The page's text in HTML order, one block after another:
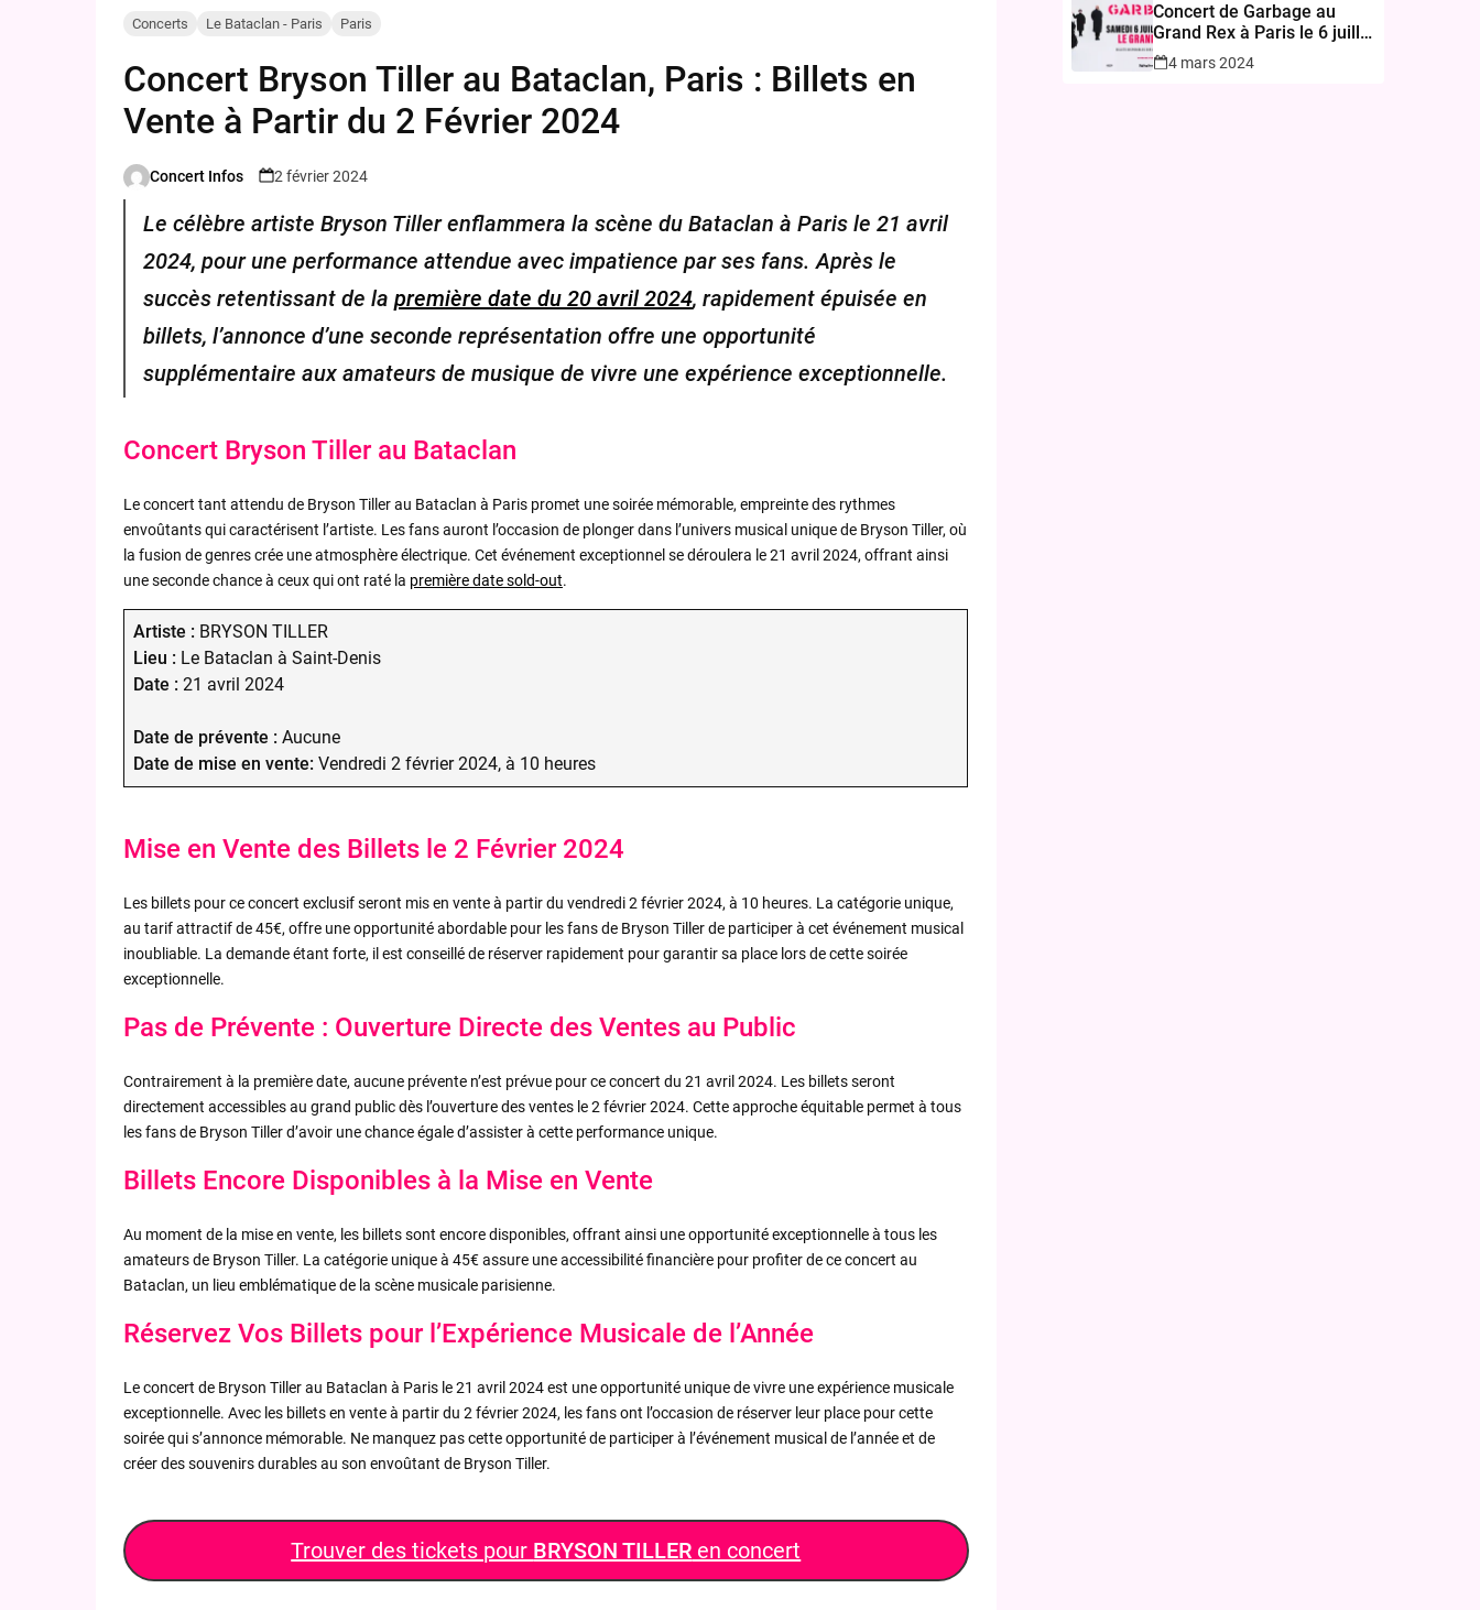
Concerts Le Bataclan - Paris Paris
Concert Bryson Tiller au Bataclan, Paris : Billets en
Vente à Partir du 2 Février 2024
Posted
Concert Infos 2 février 2024
Le célèbre artiste Bryson Tiller enflammera la scène du Bataclan à Paris le 21 avril
2024, pour une performance attendue avec impatience par ses fans. Après le
succès retentissant de la première date du 20 avril 2024, rapidement épuisée en
billets, l’annonce d’une seconde représentation offre une opportunité
supplémentaire aux amateurs de musique de vivre une expérience exceptionnelle.
Concert Bryson Tiller au Bataclan
Le concert tant attendu de Bryson Tiller au Bataclan à Paris promet une soirée mémorable, empreinte des rythmes
envoûtants qui caractérisent l’artiste. Les fans auront l’occasion de plonger dans l’univers musical unique de Bryson Tiller, où
la fusion de genres crée une atmosphère électrique. Cet événement exceptionnel se déroulera le 21 avril 2024, offrant ainsi
une seconde chance à ceux qui ont raté la première date sold-out.
Artiste : BRYSON TILLER
Lieu : Le Bataclan à Saint-Denis
Date : 21 avril 2024
Date de prévente : Aucune
Date de mise en vente: Vendredi 2 février 2024, à 10 heures
Mise en Vente des Billets le 2 Février 2024
Les billets pour ce concert exclusif seront mis en vente à partir du vendredi 2 février 2024, à 10 heures. La catégorie unique,
au tarif attractif de 45€, offre une opportunité abordable pour les fans de Bryson Tiller de participer à cet événement musical
inoubliable. La demande étant forte, il est conseillé de réserver rapidement pour garantir sa place lors de cette soirée
exceptionnelle.
Pas de Prévente : Ouverture Directe des Ventes au Public
Contrairement à la première date, aucune prévente n’est prévue pour ce concert du 21 avril 2024. Les billets seront
directement accessibles au grand public dès l’ouverture des ventes le 2 février 2024. Cette approche équitable permet à tous
les fans de Bryson Tiller d’avoir une chance égale d’assister à cette performance unique.
Billets Encore Disponibles à la Mise en Vente
Au moment de la mise en vente, les billets sont encore disponibles, offrant ainsi une opportunité exceptionnelle à tous les
amateurs de Bryson Tiller. La catégorie unique à 45€ assure une accessibilité financière pour profiter de ce concert au
Bataclan, un lieu emblématique de la scène musicale parisienne.
Réservez Vos Billets pour l’Expérience Musicale de l’Année
Le concert de Bryson Tiller au Bataclan à Paris le 21 avril 2024 est une opportunité unique de vivre une expérience musicale
exceptionnelle. Avec les billets en vente à partir du 2 février 2024, les fans ont l’occasion de réserver leur place pour cette
soirée qui s’annonce mémorable. Ne manquez pas cette opportunité de participer à l’événement musical de l’année et de
créer des souvenirs durables au son envoûtant de Bryson Tiller.
Trouver des tickets pour BRYSON TILLER en concert
Concert de Garbage au
Grand Rex à Paris le 6 juillet
20244 mars 2024